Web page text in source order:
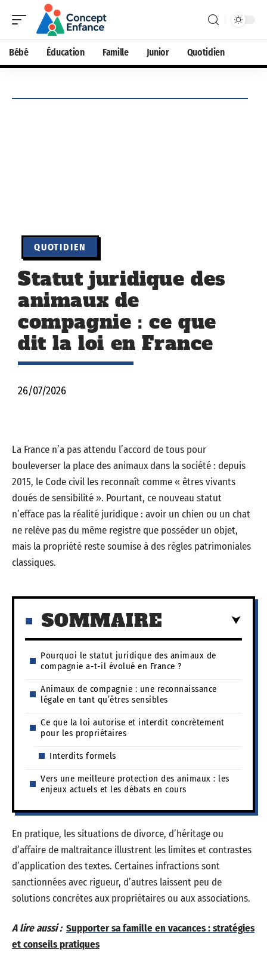
Bébé Éducation Famille Junior Quotidien
QUOTIDIEN
Statut juridique des
animaux de
compagnie : ce que
dit la loi en France
26/07/2026
La France n’a pas attendu l’accord de tous pour
bouleverser la place des animaux dans la société : depuis
2015, le Code civil les reconnaît comme « êtres vivants
doués de sensibilité ». Pourtant, ce nouveau statut
n’efface pas la réalité juridique : avoir un chien ou un chat
ne relève pas du même registre que posséder un objet,
mais la propriété reste soumise à des règles patrimoniales
classiques.
SOMMAIRE
Pourquoi le statut juridique des animaux de
compagnie a-t-il évolué en France ?
Animaux de compagnie : une reconnaissance
légale en tant qu’êtres sensibles
Ce que la loi autorise et interdit concrètement
pour les propriétaires
Interdits formels
Vers une meilleure protection des animaux : les
enjeux actuels et les débats en cours
En pratique, les situations de divorce, d’héritage ou
d’affaire de maltraitance illustrent les limites et contrastes
d’application des textes. Certaines infractions sont
sanctionnées avec rigueur, d’autres laissent peu de
solutions concrètes aux propriétaires ou aux associations.
A lire aussi : Supporter sa famille en vacances : stratégies
et conseils pratiques